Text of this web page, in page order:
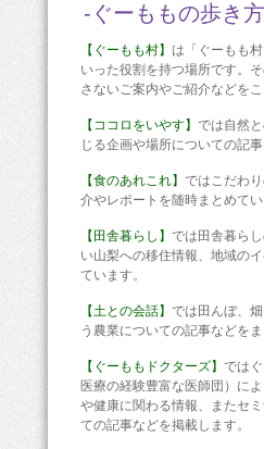
-ぐーももの歩き
【ぐーもも村】 は「ぐーもも
いった役割を持つ場所です。
さないご案内やご紹介などをこ
【ココロをいやす】 では自然
じる企画や場所についての記事
【食のあれこれ】 ではこだわ
介やレポートを随時まとめてい
【田舎暮らし】 では田舎暮ら
い山梨への移住情報、地域の
ています。
【土との会話】 では田んぼ、
う農業についての記事などをま
【ぐーももドクターズ】 では
医療の経験豊富な医師団）に
や健康に関わる情報、またセ
ての記事などを掲載します。